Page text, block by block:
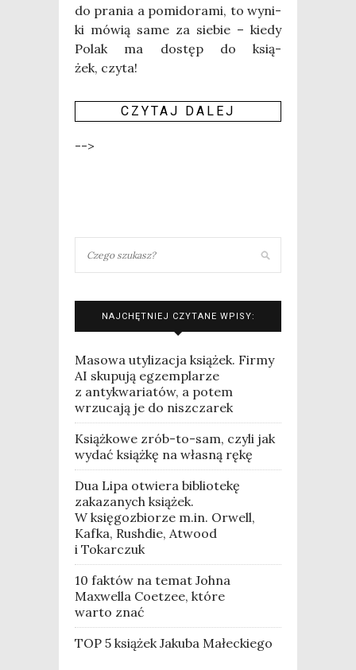
do pra­nia a pomi­do­ra­mi, to wyni­
ki mówią same za sie­bie – kie­dy
Polak ma dostęp do ksią­
żek, czyta!
CZY­TAJ DALEJ
-->
NAJCHĘTNIEJ CZYTANE WPISY:
Masowa utylizacja książek. Firmy
AI skupują egzemplarze
z antykwariatów, a potem
wrzucają je do niszczarek
Książkowe zrób-to-sam, czyli jak
wydać książkę na własną rękę
Dua Lipa otwiera bibliotekę
zakazanych książek.
W księgozbiorze m.in. Orwell,
Kafka, Rushdie, Atwood
i Tokarczuk
10 faktów na temat Johna
Maxwella Coetzee, które
warto znać
TOP 5 książek Jakuba Małeckiego